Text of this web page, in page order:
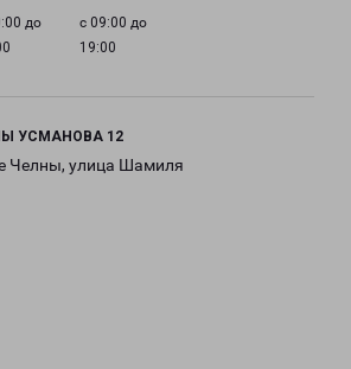
до
с 09:00 до
19:00
УСМАНОВА 12
Челны, улица Шамиля